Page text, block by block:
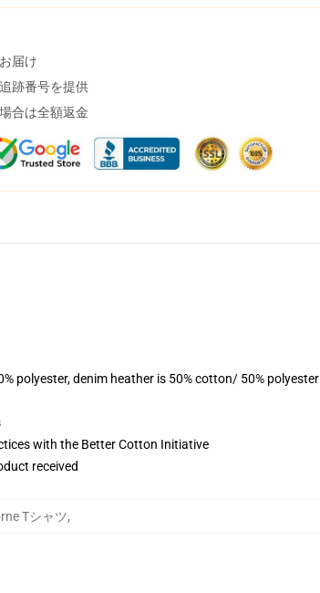
届け
跡番号を提供
合は全額返金
polyester, denim heather is 50% cotton/ 50% polyester
with the Better Cotton Initiative
received
Tシャツ,